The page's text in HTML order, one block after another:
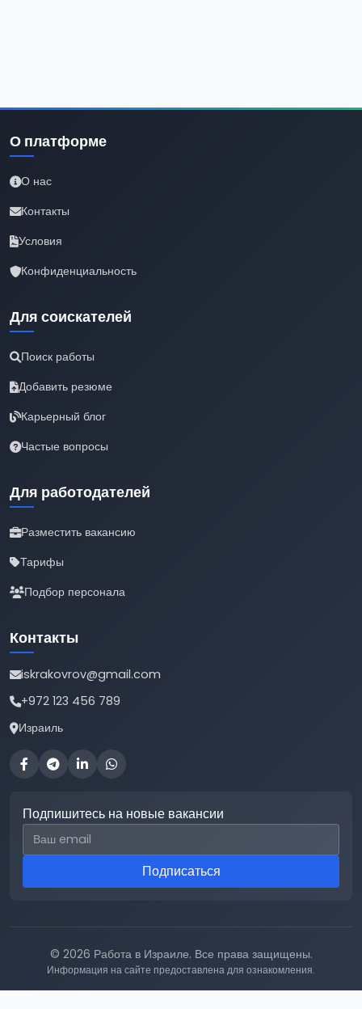
О платформе
О нас
Контакты
Условия
Конфиденциальность
Для соискателей
Поиск работы
Добавить резюме
Карьерный блог
Частые вопросы
Для работодателей
Разместить вакансию
Тарифы
Подбор персонала
Контакты
iskrakovrov@gmail.com
+972 123 456 789
Израиль
Подпишитесь на новые вакансии
Email для подписки
Подписаться
© 2026 Работа в Израиле. Все права защищены.
Информация на сайте предоставлена для ознакомления.